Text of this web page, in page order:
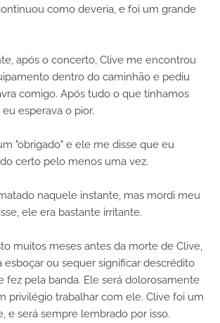
como deveria, e foi um grande
após o concerto, Clive me encontrou
dentro do caminhão e pediu
comigo. Após tudo o que tínhamos
esperava o pior.
"obrigado" e ele me disse que eu
certo pelo menos uma vez.
naquele instante, mas mordi meu
ele era bastante irritante.
muitos meses antes da morte de Clive,
esboçar ou sequer significar descrédito
fez pela banda. Ele será dolorosamente
privilégio trabalhar com ele. Clive foi um
e será sempre lembrado por isso.